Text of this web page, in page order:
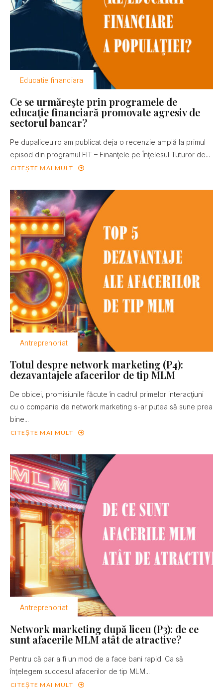
Educatie financiara
Ce se urmăreşte prin programele de
educaţie financiară promovate agresiv de
sectorul bancar?
Pe dupaliceu.ro am publicat deja o recenzie amplă la primul
episod din programul FIT – Finanţele pe Înţelesul Tuturor de...
CITEȘTE MAI MULT
Antreprenoriat
Totul despre network marketing (P4):
dezavantajele afacerilor de tip MLM
De obicei, promisiunile făcute în cadrul primelor interacţiuni
cu o companie de network marketing s-ar putea să sune prea
bine...
CITEȘTE MAI MULT
Antreprenoriat
Network marketing după liceu (P3): de ce
sunt afacerile MLM atât de atractive?
Pentru că par a fi un mod de a face bani rapid. Ca să
înţelegem succesul afacerilor de tip MLM...
CITEȘTE MAI MULT